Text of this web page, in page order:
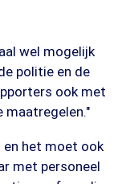
wel mogelijk
politie en de
ook met
maatregelen."
en het moet ook
met personeel